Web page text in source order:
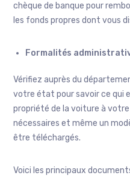
chèque de banque pour
les fonds propres dont vous
Formalités
Vérifiez auprès du
votre état pour savoir ce qui
propriété de la voiture à
nécessaires et même un
être téléchargés.
Voici les principaux